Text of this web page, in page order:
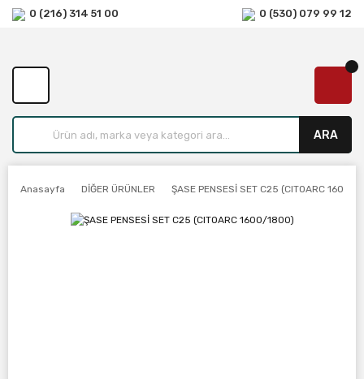
0 (216) 314 51 00 0 (530) 079 99 12
ARA
Anasayfa DİĞER ÜRÜNLER ŞASE PENSESİ SET C25 (CITOARC 1600/